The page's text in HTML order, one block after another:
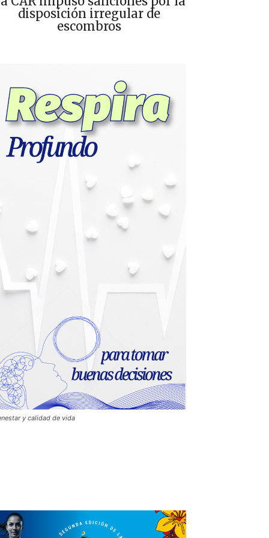
disposición irregular de
escombros
y calidad de vida